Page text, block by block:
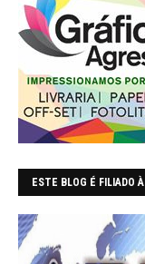
ESTE BLOG É FILIADO À